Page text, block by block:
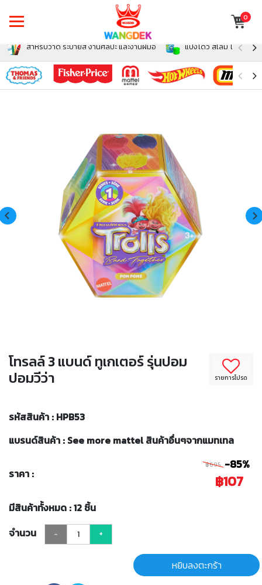
0
สำหรับวาด ระบายสี งานศิลปะ และงานฝีมือ แป้งโดว์ สไลม์ โฟม สำห
รายการโปรด
โทรลล์ 3 แบนด์ ทูเกเตอร์ รุ่นปอม
ปอมวีว่า
รหัสสินค้า : HPB53
แบรนด์สินค้า : See more mattel สินค้าอื่นๆจากแมทเทล
ราคา :
฿695 -85%
฿107
มีสินค้าทั้งหมด : 12 ชิ้น
จำนวน
- +
หยิบลงตะกร้า